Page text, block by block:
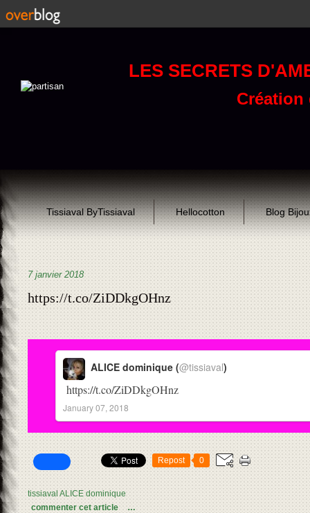
LES SECRETS
Création
Tissiaval ByTissiaval Hellocotton Blog
7 janvier 2018
https://t.co/ZiDDkgOHnz
https://t.co/ZiDDkgOHnz
ALICE dominique (@tissiaval)
January 07, 2018
Repost 0
tissiaval ALICE dominique
commenter cet article
…